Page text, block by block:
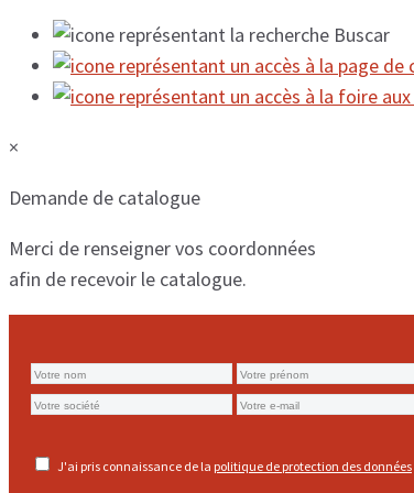
Buscar
×
Demande de catalogue
Merci de renseigner vos coordonnées
afin de recevoir le catalogue.
J'ai pris connaissance de la politique de protection des données